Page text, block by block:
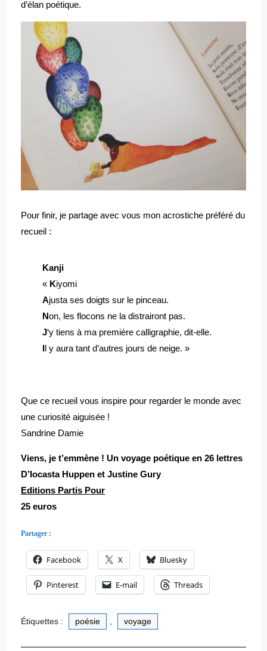
d’élan poétique.
Pour finir, je partage avec vous mon acrostiche préféré du
recueil :
Kanji
« Kiyomi
Ajusta ses doigts sur le pinceau.
Non, les flocons ne la distrairont pas.
J‘y tiens à ma première calligraphie, dit-elle.
Il y aura tant d’autres jours de neige. »
Que ce recueil vous inspire pour regarder le monde avec
une curiosité aiguisée !
Sandrine Damie
Viens, je t’emmène ! Un voyage poétique en 26 lettres
D’Iocasta Huppen et Justine Gury
Editions Partis Pour
25 euros
Partager :
Facebook X Bluesky
Pinterest E-mail Threads
Étiquettes : poésie voyage